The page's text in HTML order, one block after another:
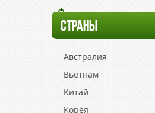
СТРАНЫ
Австралия
Вьетнам
Китай
Корея